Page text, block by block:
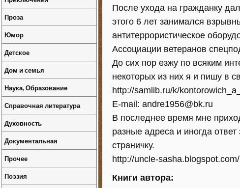
После ухода на гражданку
этого 6 лет занимался
антитеррористическое
Ассоциации ветеранов
До сих пор езжу по всяким
некоторых из них я и пишу в
http://samlib.ru/k/
E-mail: andre1956@bk.ru
В последнее время мне
разные адреса и иногда
страничку.
http://uncle-sasha.blogspot.com/
Книги автора:
Проза
Юмор
Детское
Дом и семья
Наука, Образование
Справочная литература
Духовность
Документальная
Прочее
Поэзия